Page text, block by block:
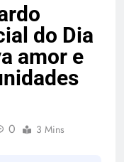
do Dia
amor e
0 3 Mins